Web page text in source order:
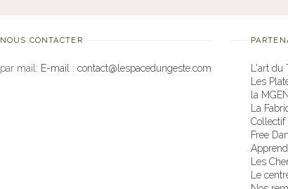
NOUS CONTACTER
par mail: E-mail : contact@lespacedungeste.com
L'art du
Les
la MGEN
La
Collectif
Free
Les
Le